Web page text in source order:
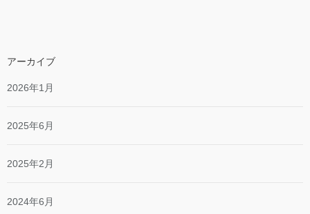
アーカイブ
2026年1月
2025年6月
2025年2月
2024年6月